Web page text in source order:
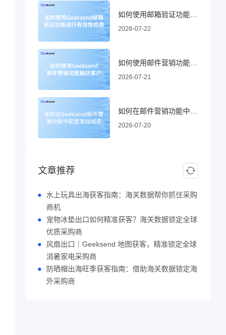
2026-07-22
2026-07-21
2026-07-20
文章推荐
水上玩具出海获客指南：海关数据帮你抓住采购
商机
宠物冰垫出口如何精准获客？海关数据锁定全球
优质采购商
风扇出口｜Geeksend 地图获客，精准锁定全球
消暑家电采购商
防晒帽出海旺季获客指南：借助海关数据锁定海
外采购商